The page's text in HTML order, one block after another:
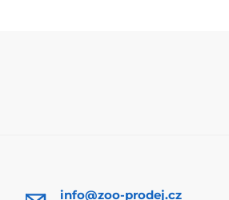
info@zoo-prodej.cz